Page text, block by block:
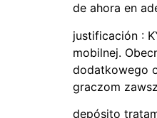
de ahora en
justificación :
mobilnej.
dodatkowego
graczom
depósito